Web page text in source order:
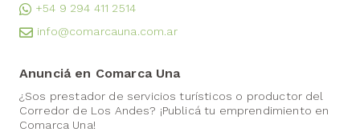
+54 9 294 411 2514
info@comarcauna.com.ar
Anunciá en Comarca Una
¿Sos prestador de servicios turísticos o productor del
Corredor de Los Andes? ¡Publicá tu emprendimiento en
Comarca Una!